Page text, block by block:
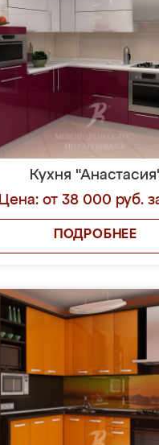
Кухня
Цена: от 38 000 руб.
ПОДРОБНЕЕ